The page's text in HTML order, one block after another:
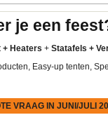
je een
+ Heaters + Statafels +
Easy-up tenten,
VRAAG IN JUNI/JULI